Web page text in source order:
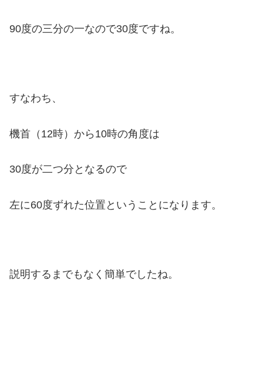
90度の三分の一なので30度ですね。
すなわち、
機首（12時）から10時の角度は
30度が二つ分となるので
左に60度ずれた位置ということになります。
説明するまでもなく簡単でしたね。